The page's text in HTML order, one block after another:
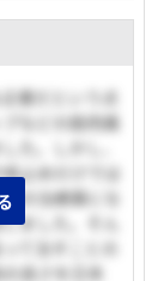
業だという点
などの筋肉痛
た。しかし、
止めだけでは
の治療薬にな
ました。そん
て治すことの
良さを日本